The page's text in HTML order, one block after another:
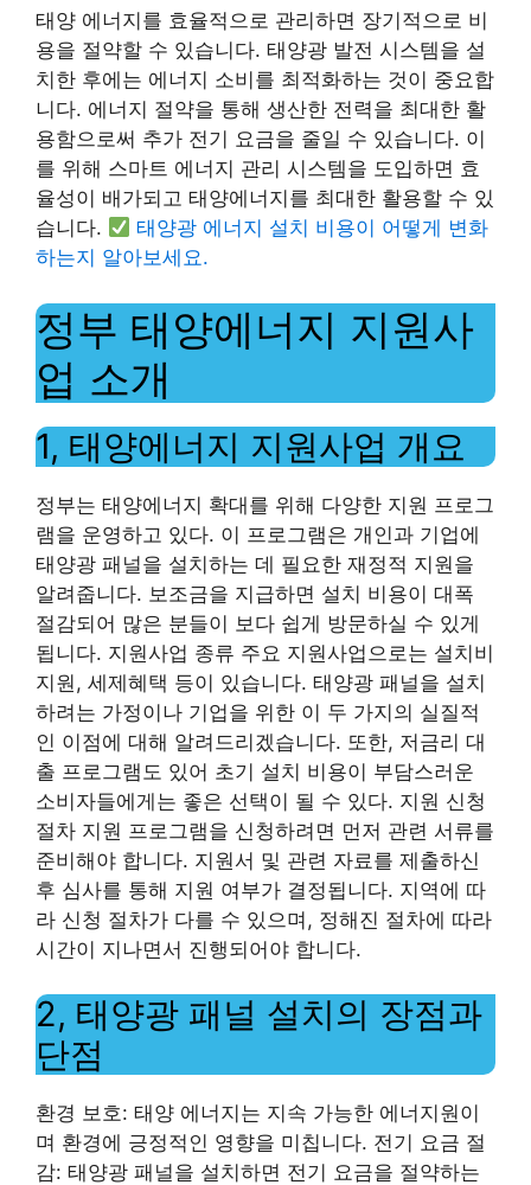
태양 에너지를 효율적으로 관리하면 장기적으로 비
용을 절약할 수 있습니다. 태양광 발전 시스템을 설
치한 후에는 에너지 소비를 최적화하는 것이 중요합
니다. 에너지 절약을 통해 생산한 전력을 최대한 활
용함으로써 추가 전기 요금을 줄일 수 있습니다. 이
를 위해 스마트 에너지 관리 시스템을 도입하면 효
율성이 배가되고 태양에너지를 최대한 활용할 수 있
습니다.
태양광 에너지 설치 비용이 어떻게 변화
하는지 알아보세요.
정부 태양에너지 지원사
업 소개
1, 태양에너지 지원사업 개요
정부는 태양에너지 확대를 위해 다양한 지원 프로그
램을 운영하고 있다. 이 프로그램은 개인과 기업에
태양광 패널을 설치하는 데 필요한 재정적 지원을
알려줍니다. 보조금을 지급하면 설치 비용이 대폭
절감되어 많은 분들이 보다 쉽게 ​​방문하실 수 있게
됩니다. 지원사업 종류 주요 지원사업으로는 설치비
지원, 세제혜택 등이 있습니다. 태양광 패널을 설치
하려는 가정이나 기업을 위한 이 두 가지의 실질적
인 이점에 대해 알려드리겠습니다. 또한, 저금리 대
출 프로그램도 있어 초기 설치 비용이 부담스러운
소비자들에게는 좋은 선택이 될 수 있다. 지원 신청
절차 지원 프로그램을 신청하려면 먼저 관련 서류를
준비해야 합니다. 지원서 및 관련 자료를 제출하신
후 심사를 통해 지원 여부가 결정됩니다. 지역에 따
라 신청 절차가 다를 수 있으며, 정해진 절차에 따라
시간이 지나면서 진행되어야 합니다.
2, 태양광 패널 설치의 장점과
단점
환경 보호: 태양 에너지는 지속 가능한 에너지원이
며 환경에 긍정적인 영향을 미칩니다. 전기 요금 절
감: 태양광 패널을 설치하면 전기 요금을 절약하는